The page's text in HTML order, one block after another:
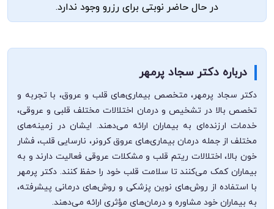
در حال حاضر نوبتی برای رزرو وجود ندارد.
درباره دکتر سجاد پرمهر
دکتر سجاد پرمهر، متخصص بیماری‌های قلب و عروق، با تجربه و
تخصص بالا در تشخیص و درمان اختلالات مختلف قلبی و عروقی،
خدمات ارزنده‌ای به بیماران ارائه می‌دهند. ایشان در زمینه‌های
مختلف از جمله درمان بیماری‌های عروق کرونر، نارسایی قلب، فشار
خون بالا، اختلالات ریتم قلب و مشکلات عروقی فعالیت دارند و به
بیماران کمک می‌کنند تا سلامت قلب خود را حفظ کنند. دکتر پرمهر
با استفاده از روش‌های نوین پزشکی و روش‌های درمانی پیشرفته،
به بیماران خود مشاوره و درمان‌های مؤثری ارائه می‌دهند.